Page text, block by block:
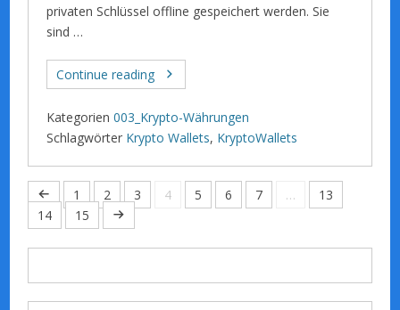
privaten Schlüssel offline gespeichert werden. Sie
sind …
Continue reading
Kategorien 003_Krypto-Währungen
Schlagwörter Krypto Wallets, KryptoWallets
1 2 3 4 5 6 7 …
13
14
15